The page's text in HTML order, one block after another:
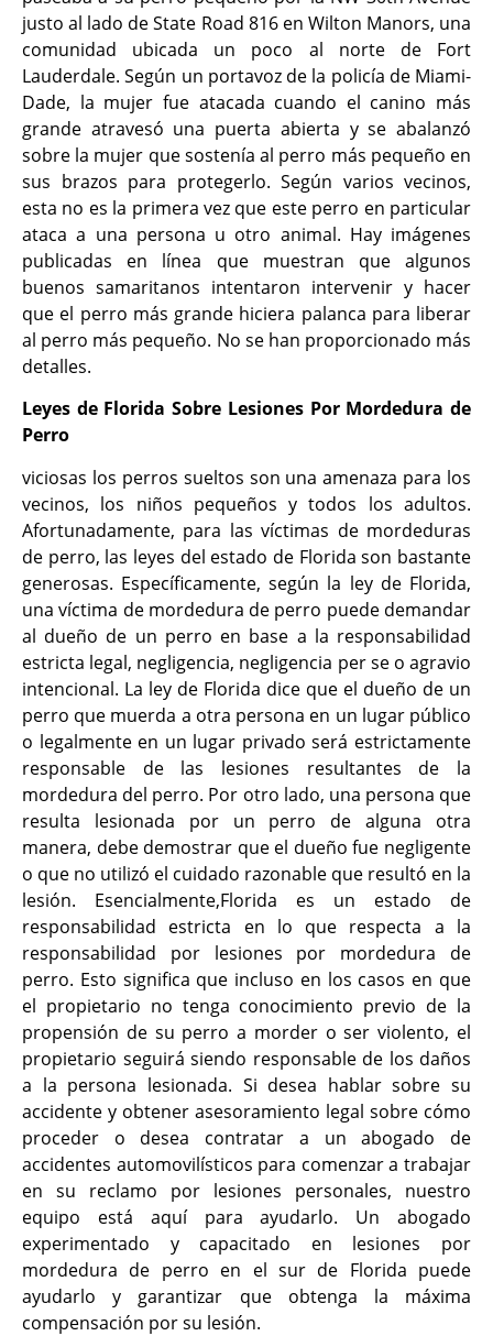
justo al lado de State Road 816 en Wilton Manors, una
comunidad ubicada un poco al norte de Fort
Lauderdale. Según un portavoz de la policía de Miami-
Dade, la mujer fue atacada cuando el canino más
grande atravesó una puerta abierta y se abalanzó
sobre la mujer que sostenía al perro más pequeño en
sus brazos para protegerlo. Según varios vecinos,
esta no es la primera vez que este perro en particular
ataca a una persona u otro animal. Hay imágenes
publicadas en línea que muestran que algunos
buenos samaritanos intentaron intervenir y hacer
que el perro más grande hiciera palanca para liberar
al perro más pequeño. No se han proporcionado más
detalles.
Leyes de Florida Sobre Lesiones Por Mordedura de
Perro
viciosas los perros sueltos son una amenaza para los
vecinos, los niños pequeños y todos los adultos.
Afortunadamente, para las víctimas de mordeduras
de perro, las leyes del estado de Florida son bastante
generosas. Específicamente, según la ley de Florida,
una víctima de mordedura de perro puede demandar
al dueño de un perro en base a la responsabilidad
estricta legal, negligencia, negligencia per se o agravio
intencional. La ley de Florida dice que el dueño de un
perro que muerda a otra persona en un lugar público
o legalmente en un lugar privado será estrictamente
responsable de las lesiones resultantes de la
mordedura del perro. Por otro lado, una persona que
resulta lesionada por un perro de alguna otra
manera, debe demostrar que el dueño fue negligente
o que no utilizó el cuidado razonable que resultó en la
lesión. Esencialmente,Florida es un estado de
responsabilidad estricta en lo que respecta a la
responsabilidad por lesiones por mordedura de
perro. Esto significa que incluso en los casos en que
el propietario no tenga conocimiento previo de la
propensión de su perro a morder o ser violento, el
propietario seguirá siendo responsable de los daños
a la persona lesionada. Si desea hablar sobre su
accidente y obtener asesoramiento legal sobre cómo
proceder o desea contratar a un abogado de
accidentes automovilísticos para comenzar a trabajar
en su reclamo por lesiones personales, nuestro
equipo está aquí para ayudarlo. Un abogado
experimentado y capacitado en lesiones por
mordedura de perro en el sur de Florida puede
ayudarlo y garantizar que obtenga la máxima
compensación por su lesión.